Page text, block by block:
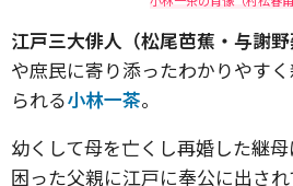
江戸三大俳人（松尾芭蕉・与謝野
や庶民に寄り添ったわかりやす
られる小林一茶。
幼くして母を亡くし再婚した継母
困った父親に江戸に奉公に出さ